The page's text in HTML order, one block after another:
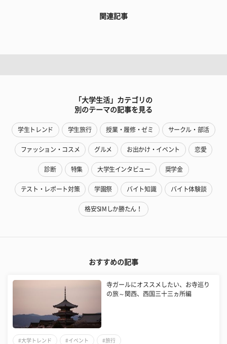
関連記事
「大学生活」カテゴリの
別のテーマの記事を見る
学生トレンド 学生旅行 授業・履修・ゼミ サークル・部活
ファッション・コスメ グルメ お出かけ・イベント 恋愛
診断 特集 大学生インタビュー 奨学金
テスト・レポート対策 学園祭 バイト知識 バイト体験談
格安SIMしか勝たん！
おすすめの記事
寺ガールにオススメしたい、お寺巡り
の旅～関西、西国三十三ヵ所編
#大学トレンド #イベント #旅行